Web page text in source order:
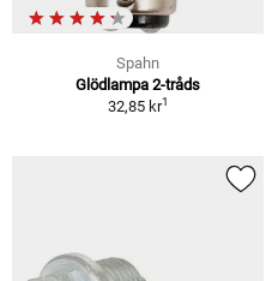
Spahn
Glödlampa 2-tråds
32,85 kr1